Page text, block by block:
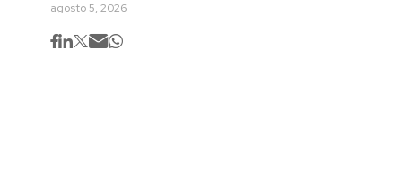
agosto 5, 2026